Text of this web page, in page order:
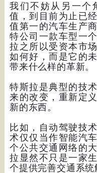
我们不妨从另一个
值，到目前为止已
值第一的汽车生产
特公司一款车型一
拉之所以受资本市
如何好，而是它的
带来什么样的革新。
特斯拉是典型的技
来的改变，重新定
新的东西。
比如，自动驾驶技
术仅仅当作智能汽
个公共交通网络的
拉显然不只是一家
个提供完善交通系统